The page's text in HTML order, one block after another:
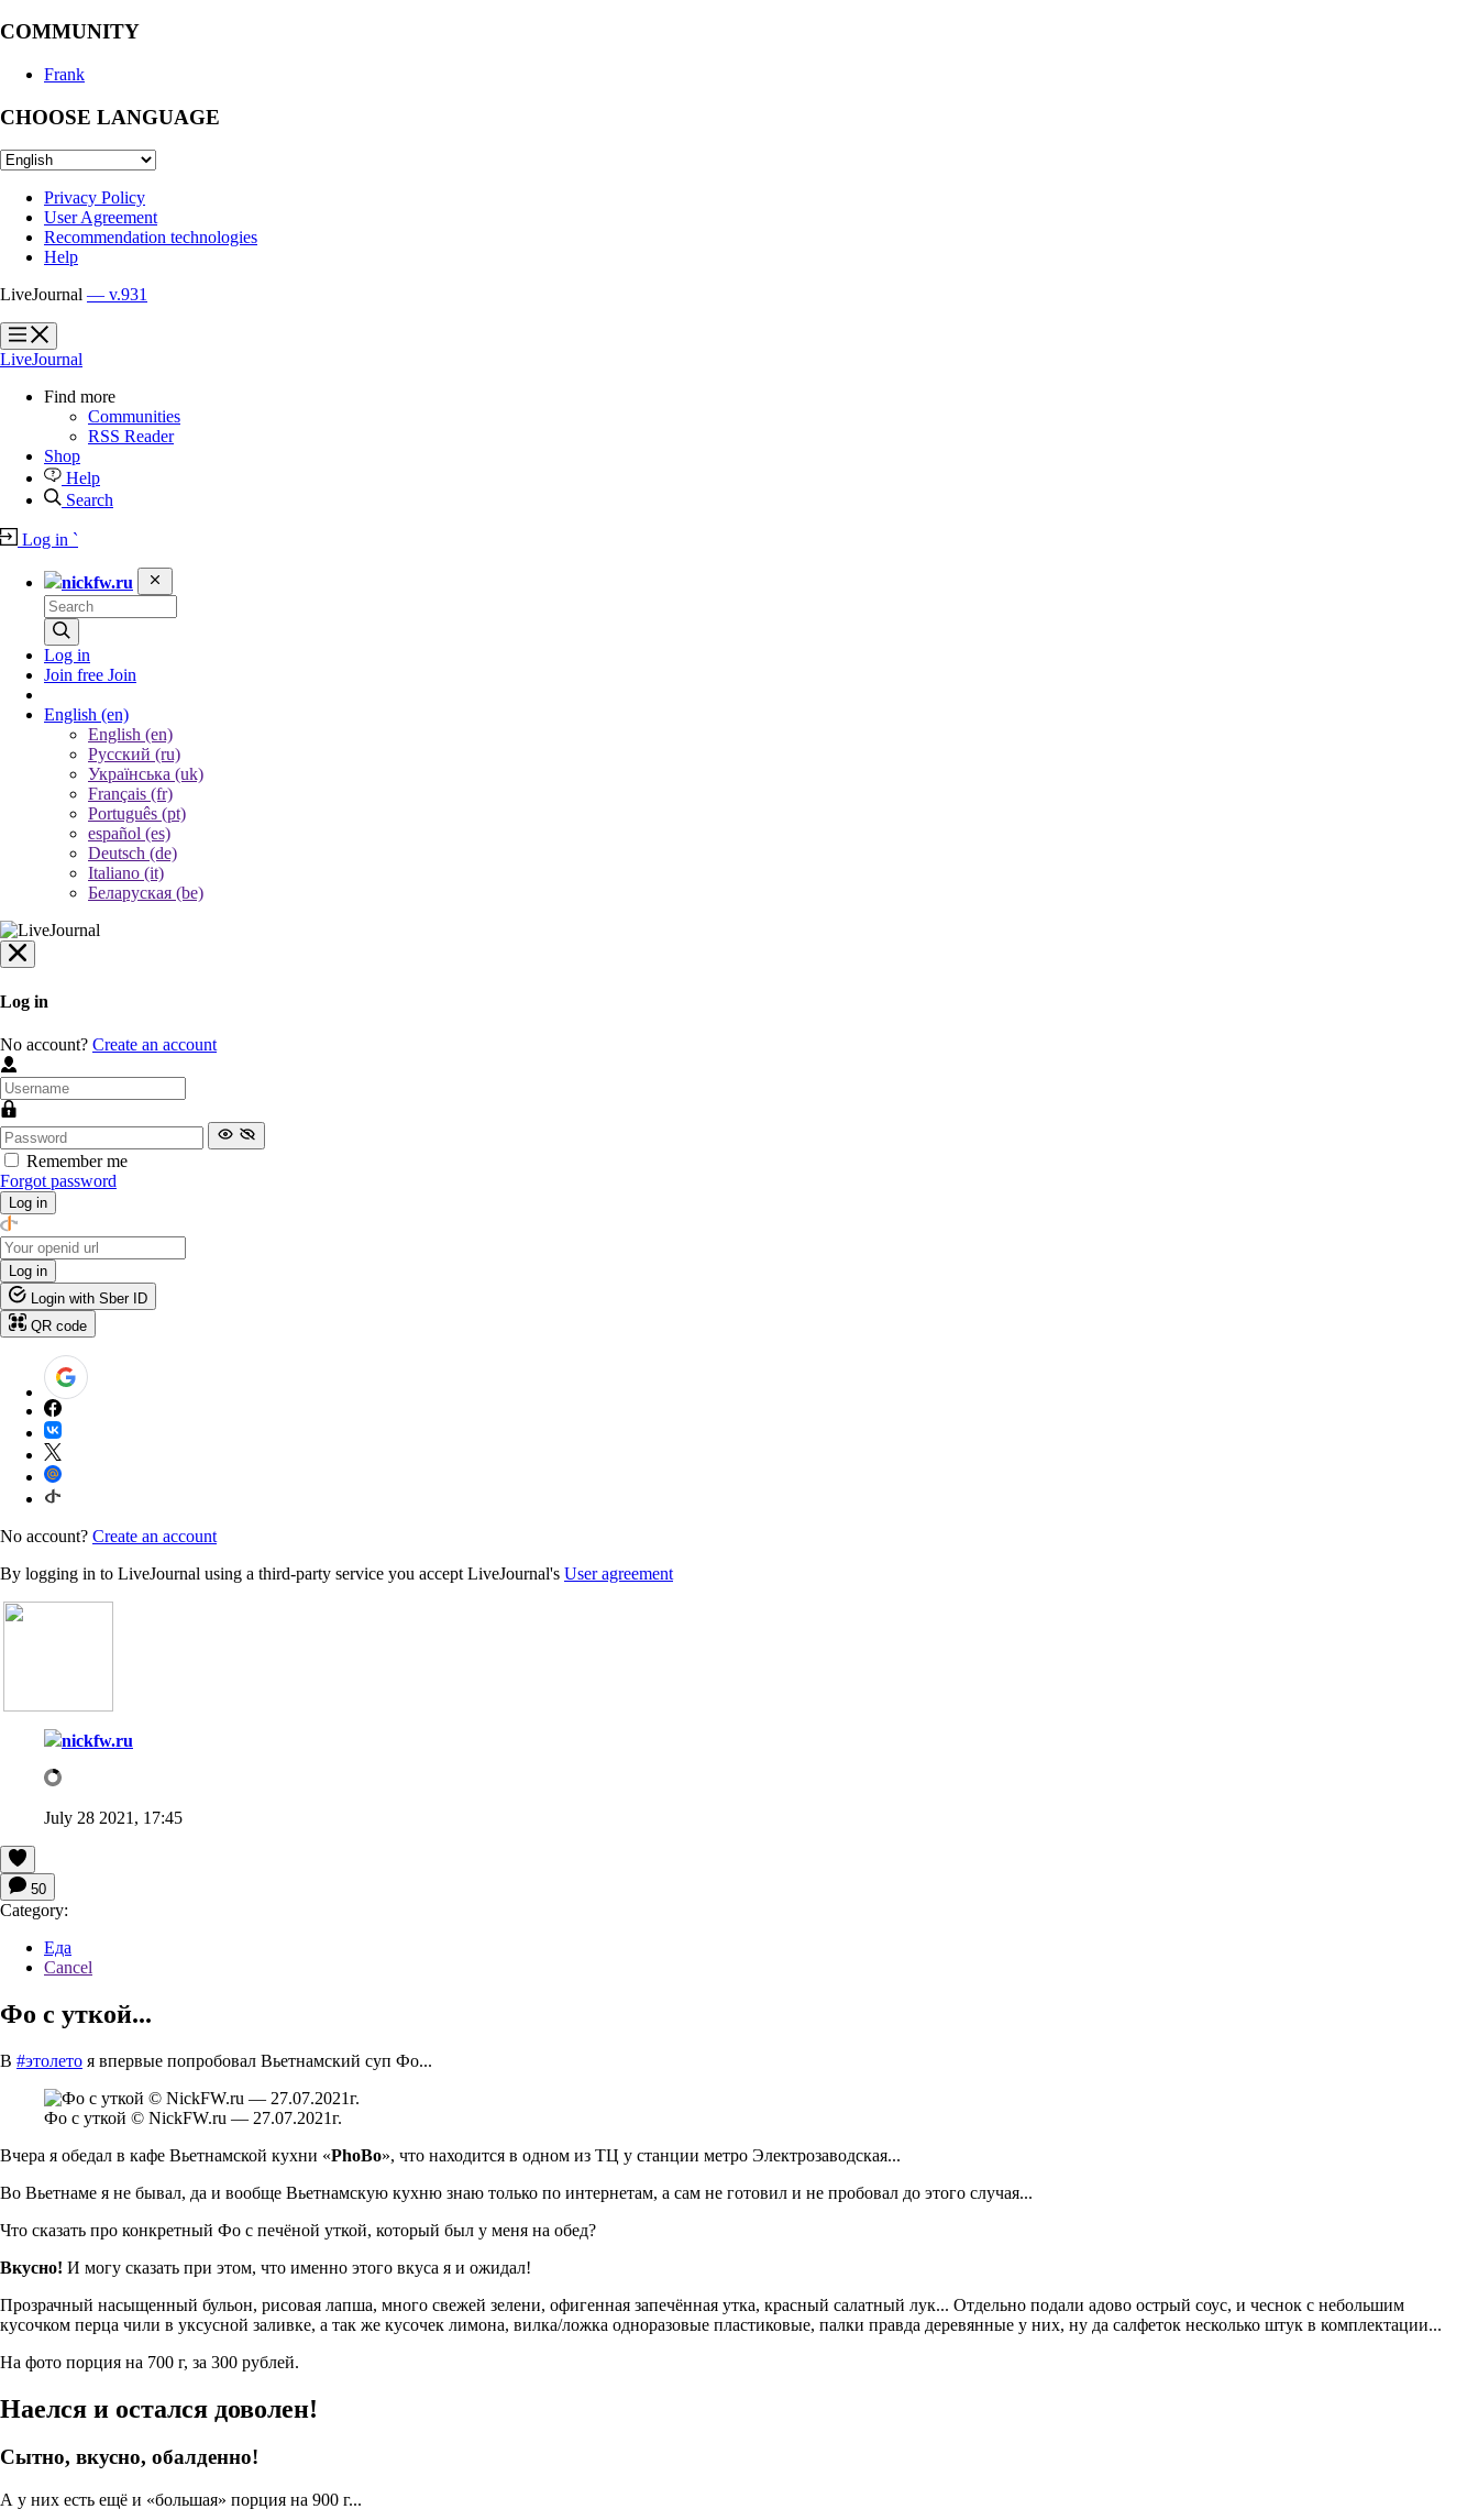
COMMUNITY
Frank
CHOOSE LANGUAGE
Privacy Policy
User Agreement
Recommendation technologies
Help
LiveJournal — v.931
?
?
LiveJournal
Find more
Communities
RSS Reader
Shop
Help
Search
Log in `
nickfw.ru
Log in
Join free Join
English (en)
English (en)
Русский (ru)
Українська (uk)
Français (fr)
Português (pt)
español (es)
Deutsch (de)
Italiano (it)
Беларуская (be)
Log in
No account? Create an account
Remember me
Forgot password
Log in
Log in
Login with Sber ID
QR code
No account? Create an account
By logging in to LiveJournal using a third-party service you accept LiveJournal's User agreement
nickfw.ru
July 28 2021, 17:45
50
Category:
Еда
Cancel
Фо с уткой...
В #этолето я впервые попробовал Вьетнамский суп Фо...
Фо с уткой © NickFW.ru — 27.07.2021г.
Вчера я обедал в кафе Вьетнамской кухни «PhoBo», что находится в одном из ТЦ у станции метро Электрозаводская...
Во Вьетнаме я не бывал, да и вообще Вьетнамскую кухню знаю только по интернетам, а сам не готовил и не пробовал до этого случая...
Что сказать про конкретный Фо с печёной уткой, который был у меня на обед?
Вкусно! И могу сказать при этом, что именно этого вкуса я и ожидал!
Прозрачный насыщенный бульон, рисовая лапша, много свежей зелени, офигенная запечённая утка, красный салатный лук... Отдельно подали адово острый соус, и чеснок с небольшим
кусочком перца чили в уксусной заливке, а так же кусочек лимона, вилка/ложка одноразовые пластиковые, палки правда деревянные у них, ну да салфеток несколько штук в комплектации...
На фото порция на 700 г, за 300 рублей.
Наелся и остался доволен!
Сытно, вкусно, обалденно!
А у них есть ещё и «большая» порция на 900 г...